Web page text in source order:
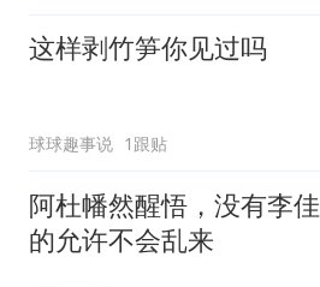
这样剥竹笋你见过吗
球球趣事说 1跟贴
阿杜幡然醒悟，没有李佳
的允许不会乱来